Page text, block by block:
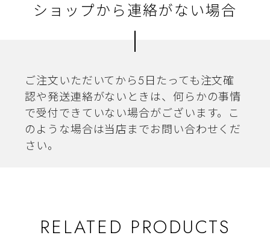
ショップから連絡がない場合
ご注文いただいてから5日たっても注文確
認や発送連絡がないときは、何らかの事情
で受付できていない場合がございます。こ
のような場合は当店までお問い合わせくだ
さい。
RELATED PRODUCTS